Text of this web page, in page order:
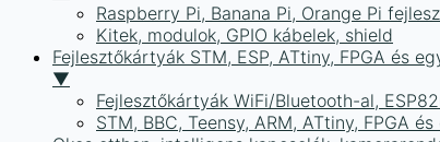
Raspberry Pi, Banana Pi, Orange Pi
Kitek, modulok, GPIO kábelek, shield
Fejlesztőkártyák STM, ESP, ATtiny, FPGA és
▼
Fejlesztőkártyák WiFi/Bluetooth-al,
STM, BBC, Teensy, ARM, ATtiny, FPGA